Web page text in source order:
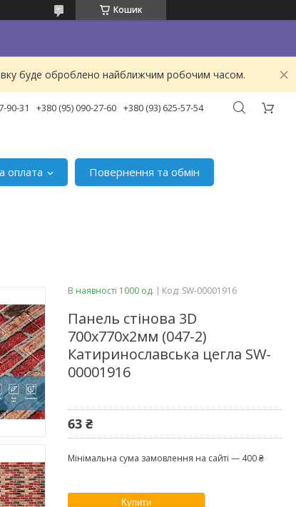
Кошик
буде оброблено найближчим робочим часом.
90-31 +380 (95) 090-27-60 +380 (93) 625-57-54
оплата
Повернення та обмін
В наявності 1000 од. Код: SW-00001916
Панель стінова 3D
700х770х2мм (047-2)
Катиринославська цегла SW-
00001916
63 ₴
Мінімальна сума замовлення на сайті — 400 ₴
Купити